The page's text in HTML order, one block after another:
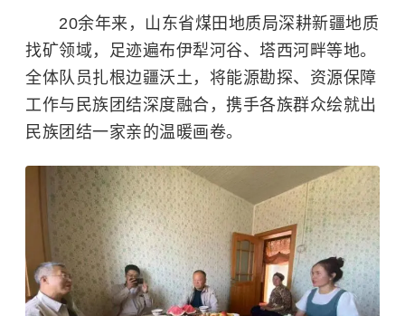
20余年来，山东省煤田地质局深耕新疆地质
找矿领域，足迹遍布伊犁河谷、塔西河畔等地。
全体队员扎根边疆沃土，将能源勘探、资源保障
工作与民族团结深度融合，携手各族群众绘就出
民族团结一家亲的温暖画卷。